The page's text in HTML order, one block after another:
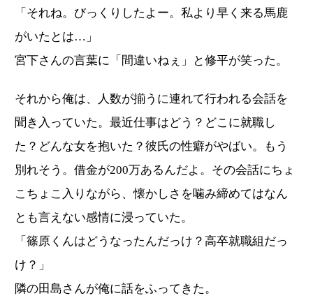
「それね。びっくりしたよー。私より早く来る馬鹿
がいたとは…」
宮下さんの言葉に「間違いねぇ」と修平が笑った。
それから俺は、人数が揃うに連れて行われる会話を
聞き入っていた。最近仕事はどう？どこに就職し
た？どんな女を抱いた？彼氏の性癖がやばい。もう
別れそう。借金が200万あるんだよ。その会話にちょ
こちょこ入りながら、懐かしさを噛み締めてはなん
とも言えない感情に浸っていた。
「篠原くんはどうなったんだっけ？高卒就職組だっ
け？」
隣の田島さんが俺に話をふってきた。